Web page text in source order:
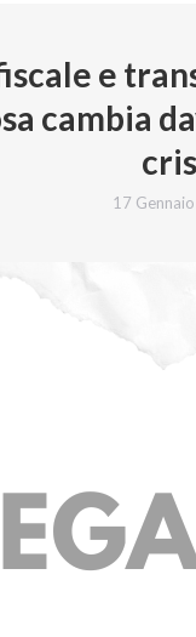
e
cambia
17